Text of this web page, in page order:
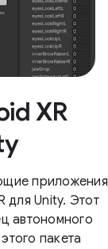
XR
приложения
Unity. Этот
автономного
пакета